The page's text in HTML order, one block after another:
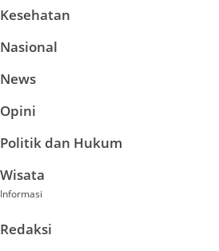
Kesehatan
Nasional
News
Opini
Politik dan Hukum
Wisata
Informasi
Redaksi